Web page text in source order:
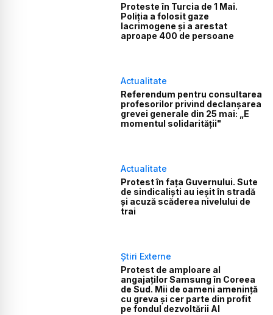
Proteste în Turcia de 1 Mai.
Poliția a folosit gaze
lacrimogene și a arestat
aproape 400 de persoane
Actualitate
Referendum pentru consultarea
profesorilor privind declanșarea
grevei generale din 25 mai: „E
momentul solidarității"
Actualitate
Protest în fața Guvernului. Sute
de sindicaliști au ieșit în stradă
și acuză scăderea nivelului de
trai
Știri Externe
Protest de amploare al
angajaților Samsung în Coreea
de Sud. Mii de oameni amenință
cu greva și cer parte din profit
pe fondul dezvoltării AI